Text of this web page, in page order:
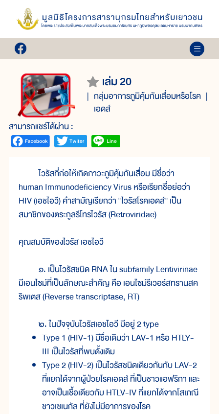
เล่ม 20
กลุ่มอาการภูมิคุ้มกันเสื่อมหรือโรค
เอดส์
สามารถแชร์ได้ผ่าน :
ไวรัสที่ก่อให้เกิดภาวะภูมิคุ้มกันเสื่อม มีชื่อว่า
human Immunodeficiency Virus หรือเรียกชื่อย่อว่า
HIV (เอชไอวี) คำสามัญเรียกว่า "ไวรัสโรคเอดส์" เป็น
สมาชิกของตระกูลรีโทรไวรัส (Retroviridae)
คุณสมบัติของไวรัส เอชไอวี
๑. เป็นไวรัสชนิด RNA ใน subfamily Lentivirinae
มีเอนไซม์ที่เป็นลักษณะสำคัญ คือ เอนไซม์รีเวอร์สทรานสค
ริพเตส (Reverse transcriptase, RT)
๒. ในปัจจุบันไวรัสเอชไอวี มีอยู่ 2 type
Type 1 (HIV-1) มีชื่อเดิมว่า LAV-1 หรือ HTLY-
III เป็นไวรัสที่พบดั้งเดิม
Type 2 (HIV-2) เป็นไวรัสชนิดเดียวกันกับ LAV-2
ที่แยกได้จากผู้ป่วยโรคเอดส์ ที่เป็นชาวแอฟริกา และ
อาจเป็นเชื้อเดียวกับ HTLV-IV ที่แยกได้จากโสเภณี
ชาวเซเนกัล ที่ยังไม่มีอาการของโรค